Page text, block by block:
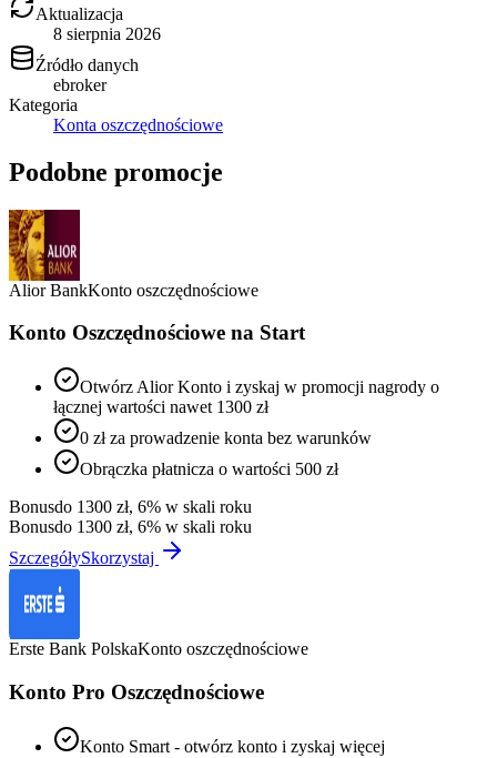
Aktualizacja
8 sierpnia 2026
Źródło danych
ebroker
Kategoria
Konta oszczędnościowe
Podobne promocje
Alior BankKonto oszczędnościowe
Konto Oszczędnościowe na Start
Otwórz Alior Konto i zyskaj w promocji nagrody o
łącznej wartości nawet 1300 zł
0 zł za prowadzenie konta bez warunków
Obrączka płatnicza o wartości 500 zł
Bonusdo 1300 zł, 6% w skali roku
Bonusdo 1300 zł, 6% w skali roku
SzczegółySkorzystaj
Erste Bank PolskaKonto oszczędnościowe
Konto Pro Oszczędnościowe
Konto Smart - otwórz konto i zyskaj więcej